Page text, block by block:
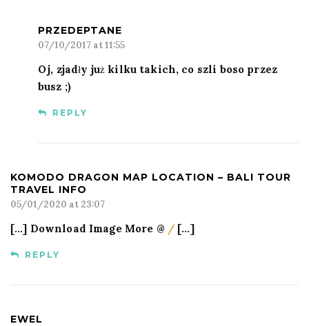
PRZEDEPTANE
07/10/2017 at 11:55
Oj, zjadły już kilku takich, co szli boso przez
busz ;)
REPLY
KOMODO DRAGON MAP LOCATION – BALI TOUR
TRAVEL INFO
05/01/2020 at 23:07
[…] Download Image More @ / […]
REPLY
EWEL